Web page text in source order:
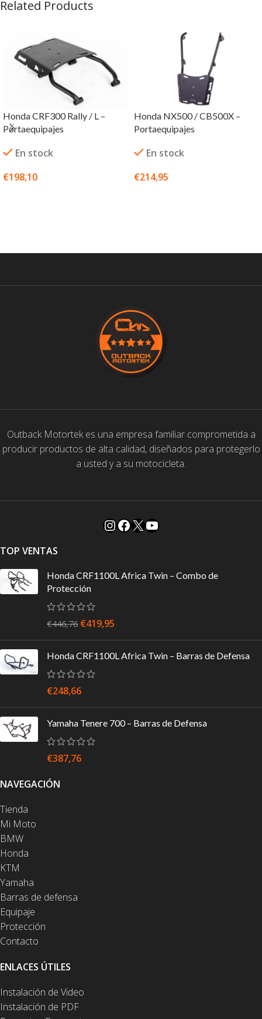
Related Products
Honda CRF300 Rally / L –
Portaequipajes
En stock
€198,10
Honda NX500 / CB500X –
Portaequipajes
En stock
€214,95
Outback Motortek es una empresa familiar comprometida a
producir productos de alta calidad, diseñados para protegerlo
a usted y a su motocicleta.
TOP VENTAS
Honda CRF1100L Africa Twin – Combo de
Protección
€446,76 €419,95
Honda CRF1100L Africa Twin – Barras de Defensa
€248,66
Yamaha Tenere 700 – Barras de Defensa
€387,76
NAVEGACIÓN
Tienda
Mi Moto
BMW
Honda
KTM
Yamaha
Barras de defensa
Equipaje
Protección
Contacto
ENLACES ÚTILES
Instalación de Video
Instalación de PDF